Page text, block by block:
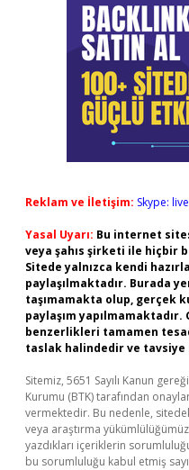
Reklam ve İletişim: Skype:
Yasal Uyarı: Bu internet
veya şahıs şirketi ile hiçbir
Sitede yalnızca kendi
paylaşılmaktadır. Burada
taşımamakta olup, gerçek
paylaşım
benzerlikleri tamamen
taslak halindedir ve tavsiye
Sitemiz, 5651 Sayılı Kanun
Kurumu (BTK) tarafından
vermektedir. Bu nedenle,
veya araştırma
yazdıkları içeriklerin
bu sorumluluğu kabul etmiş